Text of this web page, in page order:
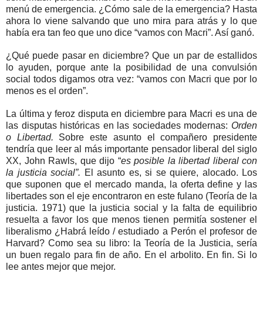
menú de emergencia. ¿Cómo sale de la emergencia? Hasta
ahora lo viene salvando que uno mira para atrás y lo que
había era tan feo que uno dice “vamos con Macri”. Así ganó.
¿Qué puede pasar en diciembre? Que un par de estallidos
lo ayuden, porque ante la posibilidad de una convulsión
social todos digamos otra vez: “vamos con Macri que por lo
menos es el orden”.
La última y feroz disputa en diciembre para Macri es una de
las disputas históricas en las sociedades modernas: Orden
o Libertad. Sobre este asunto el compañero presidente
tendría que leer al más importante pensador liberal del siglo
XX, John Rawls, que dijo “es posible la libertad liberal con
la justicia social”. El asunto es, si se quiere, alocado. Los
que suponen que el mercado manda, la oferta define y las
libertades son el eje encontraron en este fulano (Teoría de la
justicia. 1971) que la justicia social y la falta de equilibrio
resuelta a favor los que menos tienen permitía sostener el
liberalismo ¿Habrá leído / estudiado a Perón el profesor de
Harvard? Como sea su libro: la Teoría de la Justicia, sería
un buen regalo para fin de año. En el arbolito. En fin. Si lo
lee antes mejor que mejor.